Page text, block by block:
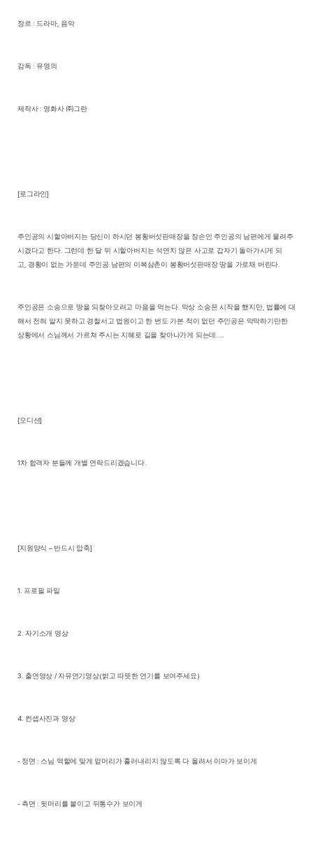
장르: 드라마, 음악
감독:유영의
제작사: 영화사 ㈜그란
[로그라인]
주인공의 시할아버지는 당신이 하시던 봉황버섯판매장을 장손인 주인공의 남편에게 물려주
시겠다고 한다. 그런데 한 달 뒤 시할아버지는 석연치 않은 사고로 갑자기 돌아가시게 되
고
경황이 없는 가운데 주인공 남편의 이복삼촌이 봉황버섯판매장 땅을 가로채 버린다
주인공은 소송으로 땅을 되찾아오려고 마음을 먹는다. 막상 소송은 시작을 했지만, 법률에 대
해서 전혀 알지 못하고 경찰서고 법원이고 한 번도 가본 적이 없던 주인공은 막막하기만한
상황에서 스님께서 가르쳐 주시는 지혜로 길을 찾아나가게 되는데
[오디션]
1차 합격자 분들께 개별 연락드리겠습니다.
[지원양식 – 반드시 압축]
1. 프로필 파일
2. 자기소개 영상
3. 출연영상 / 자유연기영상(밝고 따뜻한 연기를 보여주세요)
4. 컨셉사진과 영상
- 정면: 스님 역할에 맞게 앞머리가 흘러내리지 않도록 다 올려서 이마가 보이게
-측면: 뒷머리를 붙이고 뒤통수가 보이게